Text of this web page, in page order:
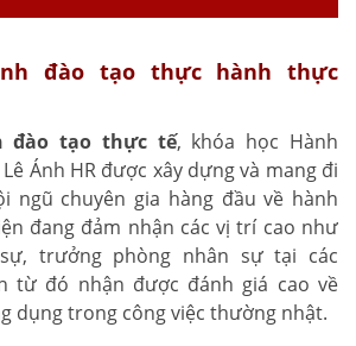
đào tạo thực hành thực
đào tạo thực tế, khóa học Hành
Ánh HR được xây dựng và mang đi
ngũ chuyên gia hàng đầu về hành
đang đảm nhận các vị trí cao như
trưởng phòng nhân sự tại các
từ đó nhận được đánh giá cao về
dụng trong công việc thường nhật.